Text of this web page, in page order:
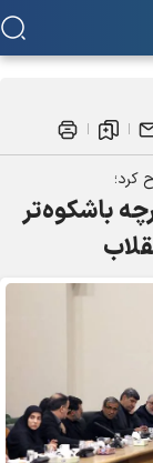
کرد؛
باشکوه‌تر